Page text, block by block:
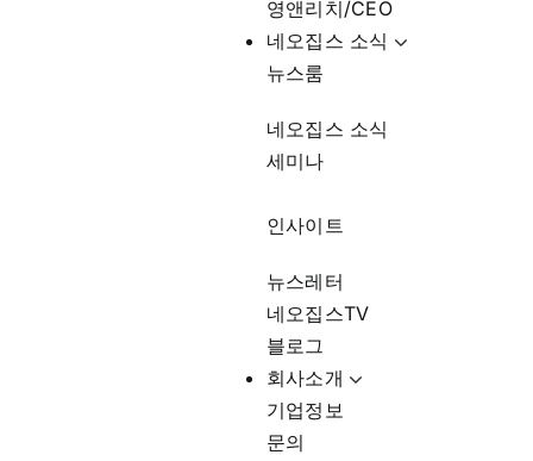
영앤리치/CEO
네오집스 소식
뉴스룸
네오집스 소식
세미나
인사이트
뉴스레터
네오집스TV
블로그
회사소개
기업정보
문의